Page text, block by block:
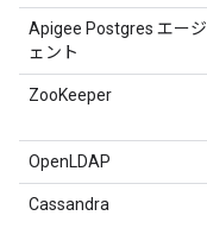
Apigee Postgres エージ
ェント
ZooKeeper
OpenLDAP
Cassandra